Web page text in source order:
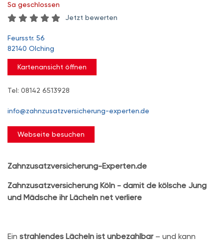
Sa geschlossen
Jetzt bewerten
Feursstr. 56
82140 Olching
Kartenansicht öffnen
Tel: 08142 6513928
info@zahnzusatzversicherung-experten.de
Webseite besuchen
Zahnzusatzversicherung-Experten.de
Zahnzusatzversicherung Köln - damit de kölsche Jung
und Mädsche ihr Lächeln net verliere
Ein strahlendes Lächeln ist unbezahlbar– und kann